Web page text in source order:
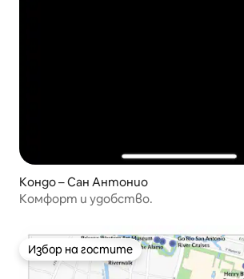
Кондо – Сан Антонио
Комфорт и удобство.
Избор на гостите
Избор на гостите